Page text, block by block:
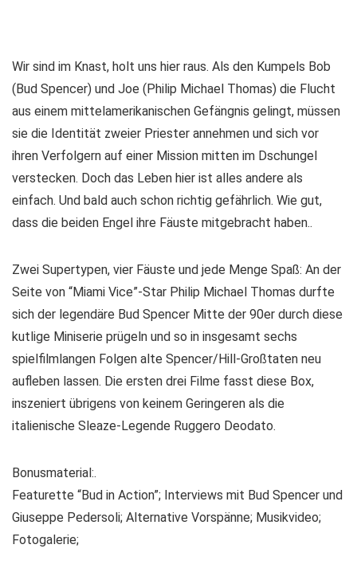
Wir sind im Knast, holt uns hier raus. Als den Kumpels Bob
(Bud Spencer) und Joe (Philip Michael Thomas) die Flucht
aus einem mittelamerikanischen Gefängnis gelingt, müssen
sie die Identität zweier Priester annehmen und sich vor
ihren Verfolgern auf einer Mission mitten im Dschungel
verstecken. Doch das Leben hier ist alles andere als
einfach. Und bald auch schon richtig gefährlich. Wie gut,
dass die beiden Engel ihre Fäuste mitgebracht haben..
Zwei Supertypen, vier Fäuste und jede Menge Spaß: An der
Seite von “Miami Vice”-Star Philip Michael Thomas durfte
sich der legendäre Bud Spencer Mitte der 90er durch diese
kutlige Miniserie prügeln und so in insgesamt sechs
spielfilmlangen Folgen alte Spencer/Hill-Großtaten neu
aufleben lassen. Die ersten drei Filme fasst diese Box,
inszeniert übrigens von keinem Geringeren als die
italienische Sleaze-Legende Ruggero Deodato.
Bonusmaterial:.
Featurette “Bud in Action”; Interviews mit Bud Spencer und
Giuseppe Pedersoli; Alternative Vorspänne; Musikvideo;
Fotogalerie;